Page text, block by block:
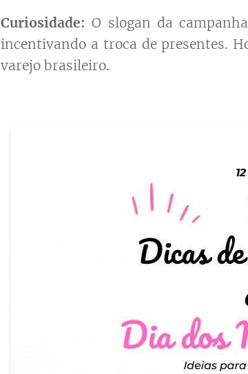
Curiosidade: O slogan da
incentivando a troca de presentes.
varejo brasileiro.